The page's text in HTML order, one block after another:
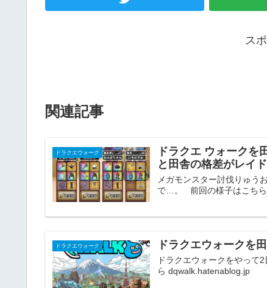
ス
関連記事
ドラクエウォーク
ドラクエ ウォークを
と田舎の格差がレイ
メガモンスター討伐りゅう
で…。 前回の様子はこち
ドラクエウォーク ドラクエウォークを
ドラクエウォークをやって
ら dqwalk.hatenablog.jp